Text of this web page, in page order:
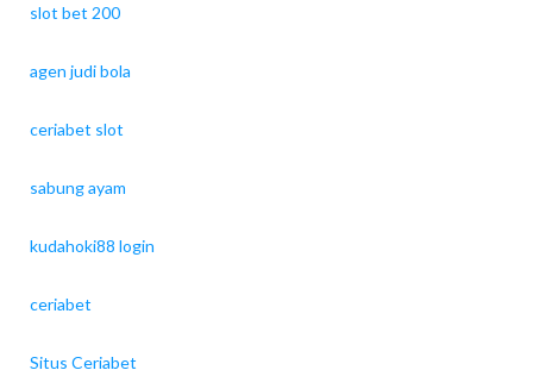
slot bet 200
agen judi bola
ceriabet slot
sabung ayam
kudahoki88 login
ceriabet
Situs Ceriabet